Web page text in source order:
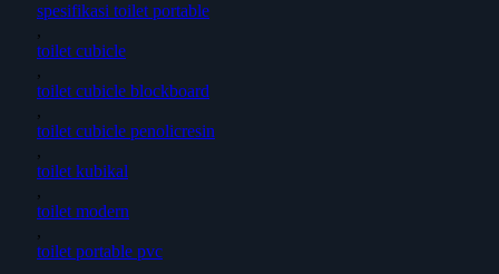
spesifikasi toilet portable
,
toilet cubicle
,
toilet cubicle blockboard
,
toilet cubicle penolicresin
,
toilet kubikal
,
toilet modern
,
toilet portable pvc